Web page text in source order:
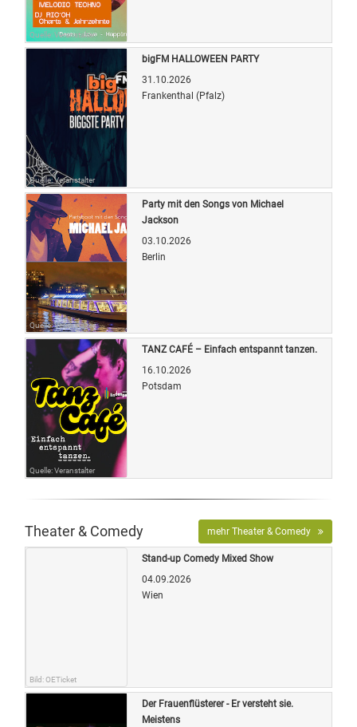
Quelle: Veranstalter
Quelle: Veranstalter
bigFM HALLOWEEN PARTY
31.10.2026
Frankenthal (Pfalz)
Quelle: Veranstalter
Party mit den Songs von Michael
Jackson
03.10.2026
Berlin
Quelle: Veranstalter
TANZ CAFÉ – Einfach entspannt tanzen.
16.10.2026
Potsdam
Theater & Comedy mehr Theater & Comedy
Bild: OETicket
Stand-up Comedy Mixed Show
04.09.2026
Wien
Der Frauenflüsterer - Er versteht sie.
Meistens